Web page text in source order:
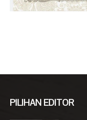
PILIHAN EDITOR